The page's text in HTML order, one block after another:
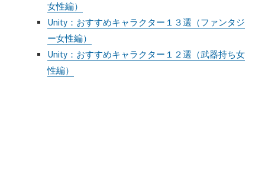
女性編）
Unity：おすすめキャラクター１３選（ファンタジ
ー女性編）
Unity：おすすめキャラクター１２選（武器持ち女
性編）